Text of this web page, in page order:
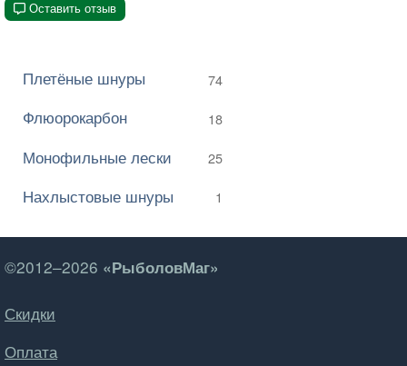
Оставить отзыв
Плетёные шнуры 74
Флюорокарбон 18
Монофильные лески 25
Нахлыстовые шнуры 1
©2012–2026 «РыболовМаг»
Скидки
Оплата